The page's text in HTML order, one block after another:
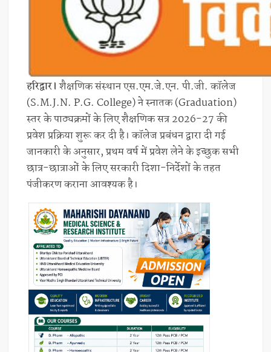
हरिद्वार।शैक्षणिक संस्थान एस.एम.जे.एन. पी.जी. कॉलेज
(S.M.J.N. P.G. College) ने स्नातक (Graduation)
स्तर के पाठ्यक्रमों के लिए शैक्षणिक सत्र 2026-27 की
प्रवेश प्रक्रिया शुरू कर दी है। कॉलेज प्रबंधन द्वारा दी गई
जानकारी के अनुसार, प्रथम वर्ष में प्रवेश लेने के इच्छुक सभी
छात्र-छात्राओं के लिए सरकारी दिशा-निर्देशों के तहत
पंजीकरण कराना आवश्यक है।